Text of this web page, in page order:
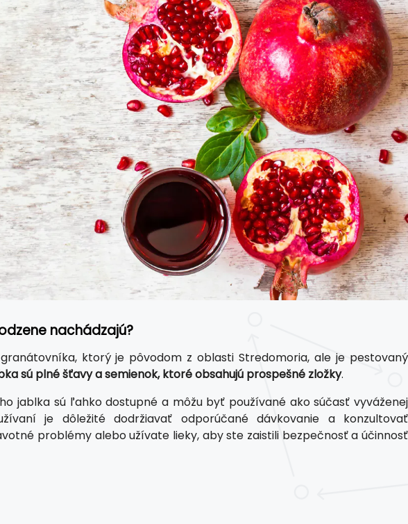
nachádzajú?
ktorý je pôvodom z oblasti Stredomoria, ale je pestovaný
sú plné šťavy a semienok, ktoré obsahujú prospešné zložky.
jablka sú ľahko dostupné a môžu byť používané ako súčasť vyváženej
je dôležité dodržiavať odporúčané dávkovanie a konzultovať
problémy alebo užívate lieky, aby ste zaistili bezpečnosť a účinnosť